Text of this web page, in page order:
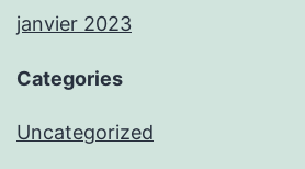
janvier 2023
Categories
Uncategorized